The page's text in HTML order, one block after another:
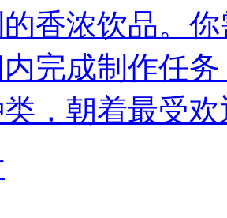
香浓饮品。
完成制作任
，朝着最受